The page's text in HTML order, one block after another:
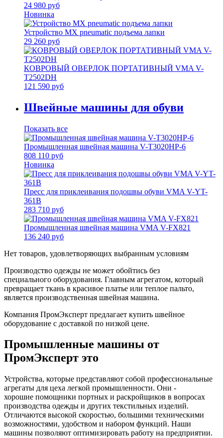
24 980 руб
Новинка
Устройство MX pneumatic подъема лапки
29 260 руб
КОВРОВЫЙ ОВЕPЛОК ПОРТАТИВНЫЙ VMA V-
T2502DH
121 590 руб
Швейные машины для обуви
Показать все
Промышленная швейная машина V-T3020HP-6
808 110 руб
Новинка
Пресс для приклеивания подошвы обуви VMA V-YT-
361B
283 710 руб
Промышленная швейная машина VMA V-FX821
136 240 руб
Нет товаров, удовлетворяющих выбранным условиям
Производство одежды не может обойтись без
специального оборудования. Главным агрегатом, который
превращает ткань в красивое платье или теплое пальто,
является производственная швейная машина.
Компания ПромЭксперт предлагает купить швейное
оборудование с доставкой по низкой цене.
Промышленные машины от
ПромЭксперт это
Устройства, которые представляют собой профессиональные
агрегаты для цеха легкой промышленности. Они -
хорошие помощники портных и раскройщиков в вопросах
производства одежды и других текстильных изделий.
Отличаются высокой скоростью, большими техническими
возможностями, удобством и набором функций. Наши
машины позволяют оптимизировать работу на предприятии.